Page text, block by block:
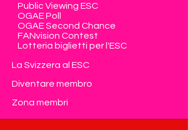
Public Viewing ESC
OGAE Poll
OGAE Second Chance
FANvision Contest
Lotteria biglietti per l'ESC
La Svizzera al ESC
Diventare membro
Zona membri